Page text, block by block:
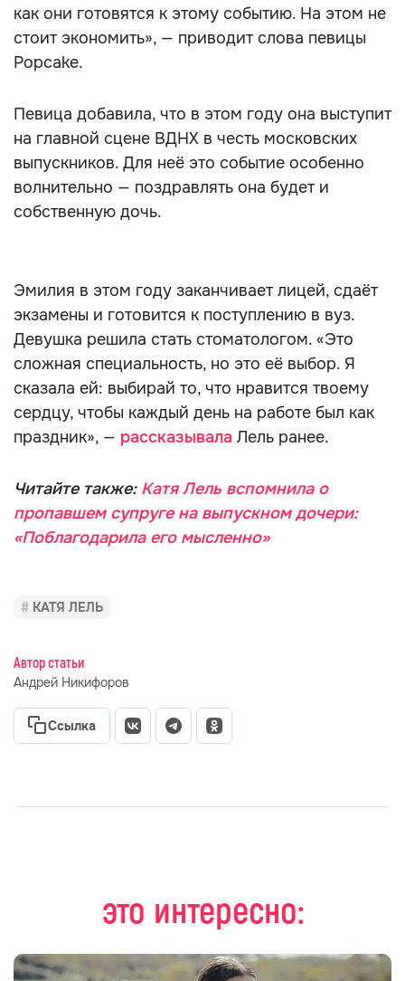
как они готовятся к этому событию. На этом не
стоит экономить», — приводит слова певицы
Popcake.
Певица добавила, что в этом году она выступит
на главной сцене ВДНХ в честь московских
выпускников. Для неё это событие особенно
волнительно — поздравлять она будет и
собственную дочь.
Эмилия в этом году заканчивает лицей, сдаёт
экзамены и готовится к поступлению в вуз.
Девушка решила стать стоматологом. «Это
сложная специальность, но это её выбор. Я
сказала ей: выбирай то, что нравится твоему
сердцу, чтобы каждый день на работе был как
праздник», — рассказывала Лель ранее.
Читайте также: Катя Лель вспомнила о
пропавшем супруге на выпускном дочери:
«Поблагодарила его мысленно»
КАТЯ ЛЕЛЬ
Автор статьи
Андрей Никифоров
Ссылка
это интересно: